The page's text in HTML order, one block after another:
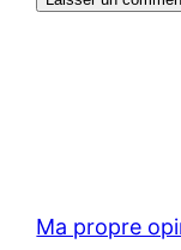
Ma propre